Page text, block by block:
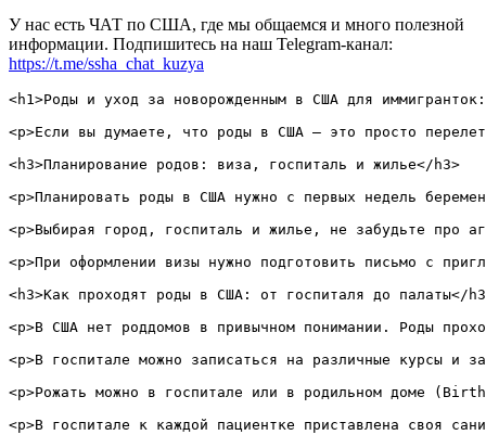
У нас есть ЧАТ по США, где мы общаемся и много полезной
информации. Подпишитесь на наш Telegram-канал:
https://t.me/ssha_chat_kuzya
<h1>Роды и уход за новорожденным в США для
<p>Если вы думаете, что роды в США — это просто
<h3>Планирование родов: виза, госпиталь и жилье</h3>
<p>Планировать роды в США нужно с первых недель
<p>Выбирая город, госпиталь и жилье, не забудьте про
<p>При оформлении визы нужно подготовить письмо с
<h3>Как проходят роды в США: от госпиталя до палаты</
<p>В США нет роддомов в привычном понимании. Роды
<p>В госпитале можно записаться на различные курсы и
<p>Рожать можно в госпитале или в родильном доме
<p>В госпитале к каждой пациентке приставлена своя